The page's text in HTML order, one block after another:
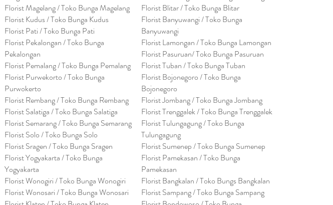
Florist Magelang / Toko Bunga Magelang
Florist Kudus / Toko Bunga Kudus
Florist Pati / Toko Bunga Pati
Florist Pekalongan / Toko Bunga
Pekalongan
Florist Pemalang / Toko Bunga Pemalang
Florist Purwekorto / Toko Bunga
Purwokerto
Florist Rembang / Toko Bunga Rembang
Florist Salatiga / Toko Bunga Salatiga
Florist Semarang / Toko Bunga Semarang
Florist Solo / Toko Bunga Solo
Florist Sragen / Toko Bunga Sragen
Florist Yogyakarta / Toko Bunga
Yogyakarta
Florist Wonogiri / Toko Bunga Wonogiri
Florist Wonosari / Toko Bunga Wonosari
Florist Blitar / Toko Bunga Blitar
Florist Banyuwangi / Toko Bunga
Banyuwangi
Florist Lamongan / Toko Bunga Lamongan
Florist Pasuruan/ Toko Bunga Pasuruan
Florist Tuban / Toko Bunga Tuban
Florist Bojonegoro / Toko Bunga
Bojonegoro
Florist Jombang / Toko Bunga Jombang
Florist Trenggalek / Toko Bunga Trenggalek
Florist Tulungagung / Toko Bunga
Tulungagung
Florist Sumenep / Toko Bunga Sumenep
Florist Pamekasan / Toko Bunga
Pamekasan
Florist Bangkalan / Toko Bungs Bangkalan
Florist Sampang / Toko Bunga Sampang